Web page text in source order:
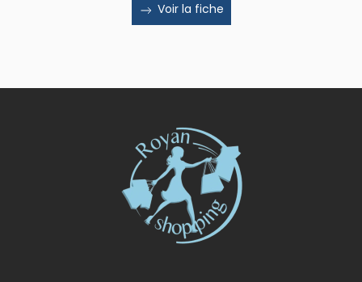
Voir la fiche